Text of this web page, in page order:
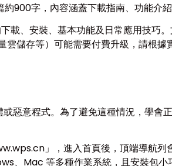
900字，內容涵蓋下載指南、功能介
、安裝、基本功能及日常應用技巧
儲存等）可能需要付費升級，請根據
惡意程式。為了避免這種情況，學會
」，進入首頁後，頂端導航列
、Mac 等多種作業系統，且安裝包小